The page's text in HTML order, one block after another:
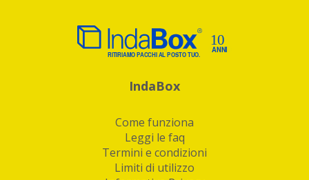
IndaBox
Come funziona
Leggi le faq
Termini e condizioni
Limiti di utilizzo